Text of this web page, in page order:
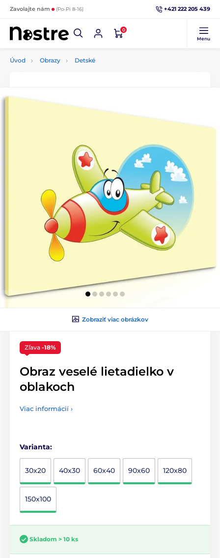
Zavolajte nám (Po-Pi 8-16) +421 222 205 439
0
Menu
Úvod Obrazy Detské
Zobraziť viac obrázkov
Zľava -18%
Obraz veselé lietadielko v
oblakoch
Viac informácií ›
Varianta:
30x20 40x30 60x40 90x60 120x80
150x100
Skladom > 10 ks